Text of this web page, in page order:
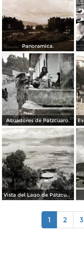
Panoramica.
Aguadores de Patzcuaro.
Vista del Lago de Pátzcuaro
1 2 3